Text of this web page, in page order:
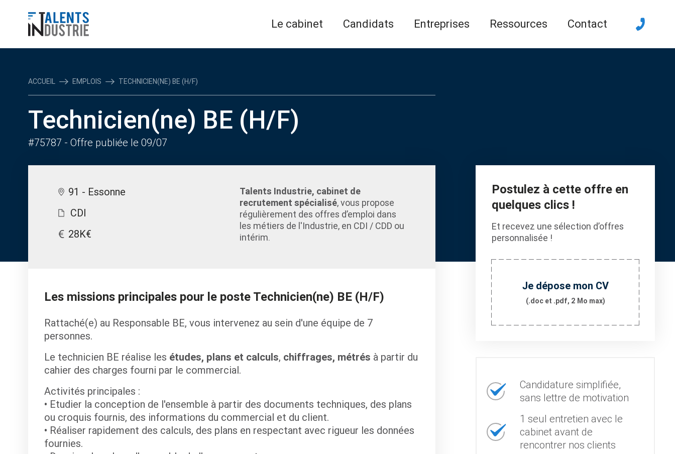
Le cabinet Candidats Entreprises Ressources Contact
ACCUEIL EMPLOIS TECHNICIEN(NE) BE (H/F)
Technicien(ne) BE (H/F)
#75787 - Offre publiée le 09/07
91 - Essonne
CDI
28K€
Talents Industrie, cabinet de
recrutement spécialisé, vous propose
régulièrement des offres d’emploi dans
les métiers de l'Industrie, en CDI / CDD ou
intérim.
Les missions principales pour le poste Technicien(ne) BE (H/F)
Rattaché(e) au Responsable BE, vous intervenez au sein d'une équipe de 7
personnes.
Le technicien BE réalise les études, plans et calculs, chiffrages, métrés à partir du
cahier des charges fourni par le commercial.
Activités principales :
• Etudier la conception de l'ensemble à partir des documents techniques, des plans
ou croquis fournis, des informations du commercial et du client.
• Réaliser rapidement des calculs, des plans en respectant avec rigueur les données
fournies.
Postulez à cette offre en
quelques clics !
Et recevez une sélection d’offres
personnalisée !
Je dépose mon CV
(.doc et .pdf, 2 Mo max)
Candidature simplifiée,
sans lettre de motivation
1 seul entretien avec le
cabinet avant de
rencontrer nos clients